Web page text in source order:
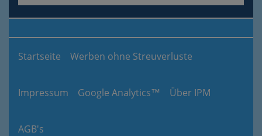
Startseite Werben ohne Streuverluste
Impressum Google Analytics™ Über IPM
AGB's